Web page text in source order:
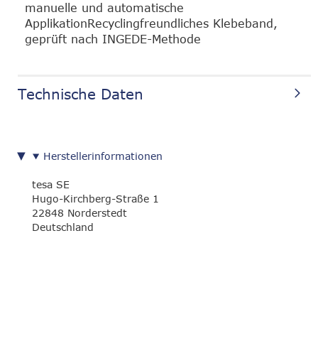
manuelle und automatische
ApplikationRecyclingfreundliches Klebeband,
geprüft nach INGEDE-Methode
Technische Daten
Herstellerinformationen
tesa SE
Hugo-Kirchberg-Straße 1
22848 Norderstedt
Deutschland